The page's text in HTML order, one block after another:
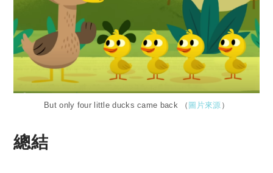
But only four little ducks came back （ 圖片來源 ）
總結